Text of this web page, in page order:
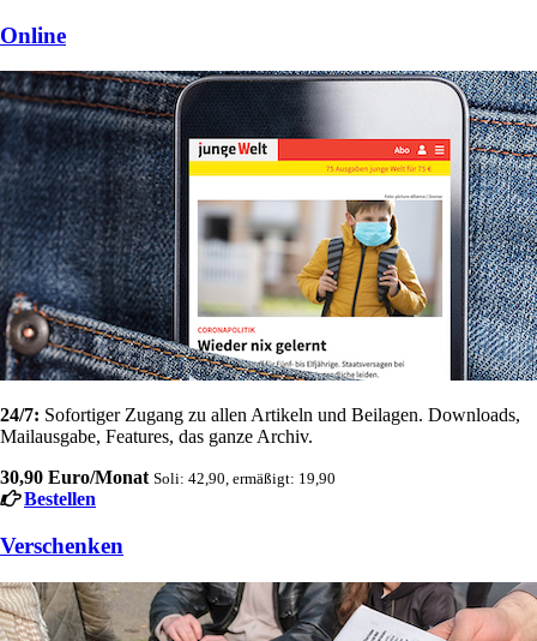
Online
24/7: Sofortiger Zugang zu allen Artikeln und Beilagen. Downloads,
Mailausgabe, Features, das ganze Archiv.
30,90 Euro/Monat Soli: 42,90, ermäßigt: 19,90
Bestellen
Verschenken